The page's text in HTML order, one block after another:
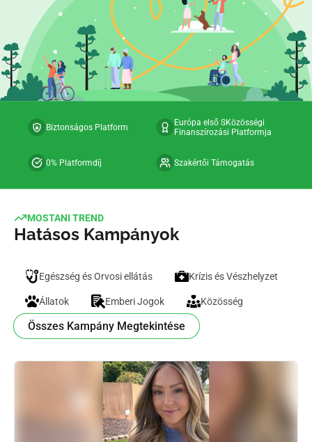
Biztonságos Platform
Európa első SKözösségi
Finanszírozási Platformja
0% Platformdíj Szakértői Támogatás
MOSTANI TREND
Hatásos Kampányok
Egészség és Orvosi ellátás Krízis és Vészhelyzet
Állatok Emberi Jogok Közösség
Összes Kampány Megtekintése